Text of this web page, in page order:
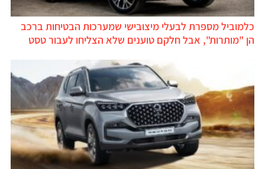
כלמוביל מספרת לבעלי מיצובישי שמערכות הבטיחות ברכב
הן "מותרות", אבל חלקם טוענים שלא הצליחו לעבור טסט